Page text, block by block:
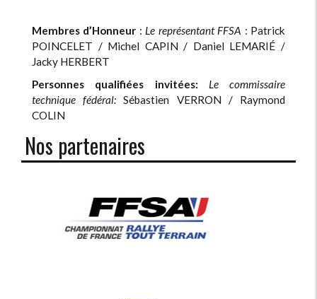
Membres d’Honneur : Le représentant FFSA : Patrick
POINCELET / Michel CAPIN / Daniel LEMARIÉ /
Jacky HERBERT
Personnes qualifiées invitées: Le commissaire
technique fédéral:Sébastien VERRON / Raymond
COLIN
Nos partenaires